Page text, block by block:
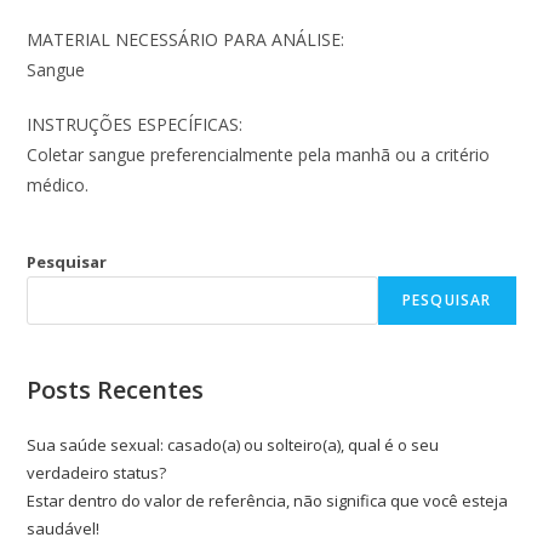
MATERIAL NECESSÁRIO PARA ANÁLISE:
Sangue
INSTRUÇÕES ESPECÍFICAS:
Coletar sangue preferencialmente pela manhã ou a critério
médico.
Pesquisar
PESQUISAR
Posts Recentes
Sua saúde sexual: casado(a) ou solteiro(a), qual é o seu
verdadeiro status?
Estar dentro do valor de referência, não significa que você esteja
saudável!